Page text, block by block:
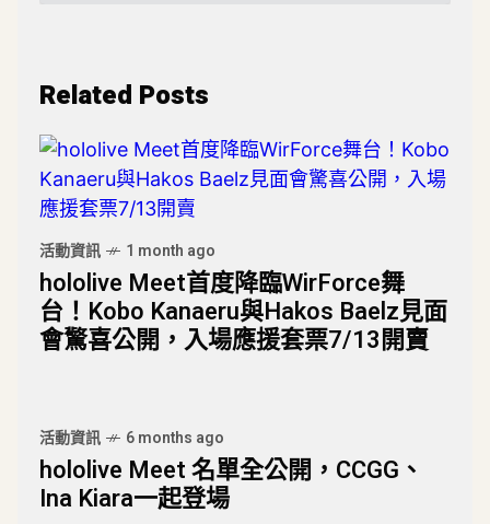
Related Posts
活動資訊 1 month ago
hololive Meet首度降臨WirForce舞
台！Kobo Kanaeru與Hakos Baelz見面
會驚喜公開，入場應援套票7/13開賣
活動資訊 6 months ago
hololive Meet 名單全公開，CCGG、
Ina Kiara一起登場